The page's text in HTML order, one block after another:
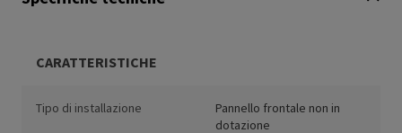
CARATTERISTICHE
Tipo di installazione
Pannello frontale non in
dotazione